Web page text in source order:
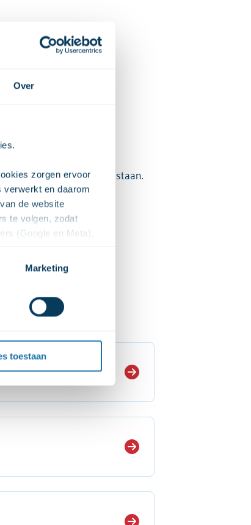
Over
zorgen ervoor
verwerkt en daarom
de website
te volgen, zodat
(Google en Meta),
afspelen van de
dat de video's
onze website kunt
onze website
Marketing
toestaan
hoeft niet aan te staan.